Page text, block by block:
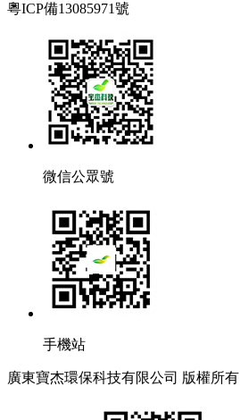
粵ICP備13085971號
微信公眾號
手機站
廣東寶杰環保科技有限公司 版權所有